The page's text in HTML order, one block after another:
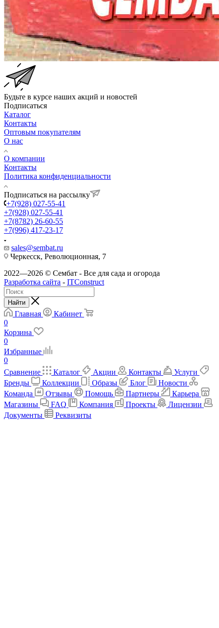
Будьте в курсе наших акций и новостей
Подписаться
Каталог
Контакты
Оптовым покупателям
О нас
О компании
Контакты
Политика конфиденциальности
Подписаться на рассылку
+7(928) 027-55-41
+7(928) 027-55-41
+7(8782) 26-60-55
+7(996) 417-23-17
sales@sembat.ru
Черкесск, Революционная, 7
2022—2026 © Сембат - Все для сада и огорода
Разработка сайта - ITConstruct
Найти
Главная
Кабинет
0
Корзина
0
Избранные
0
Сравнение
Каталог Акции Контакты
Услуги
Бренды
Коллекции Образы Блог
Новости
Команда
Отзывы Помощь Партнеры
Карьера
Магазины
FAQ Компания Проекты
Лицензии
Документы
Реквизиты